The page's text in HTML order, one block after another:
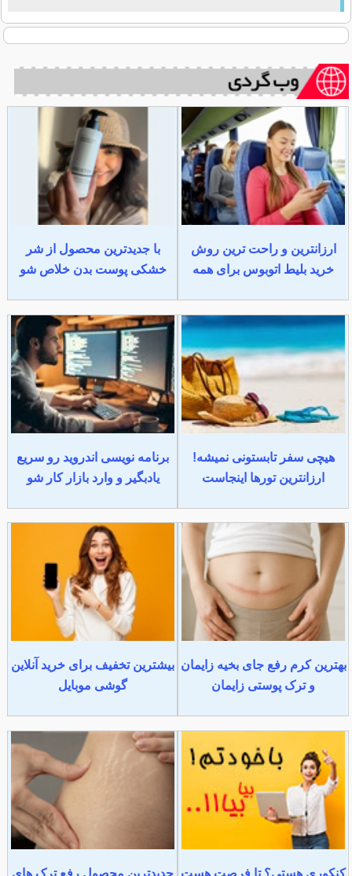
ارزانترین و راحت ترین روش
خرید بلیط اتوبوس برای همه
با جدیدترین محصول از شر
خشکی پوست بدن خلاص شو
هیچی سفر تابستونی نمیشه!
ارزانترین تورها اینجاست
برنامه نویسی اندروید رو سریع
یادبگیر و وارد بازار کار شو
بهترین کرم رفع جای بخیه زایمان
و ترک پوستی زایمان
بیشترین تخفیف برای خرید آنلاین
گوشی موبایل
کنکوری هستی؟ تا فرصت هست جدیدترین محصول رفع ترک های